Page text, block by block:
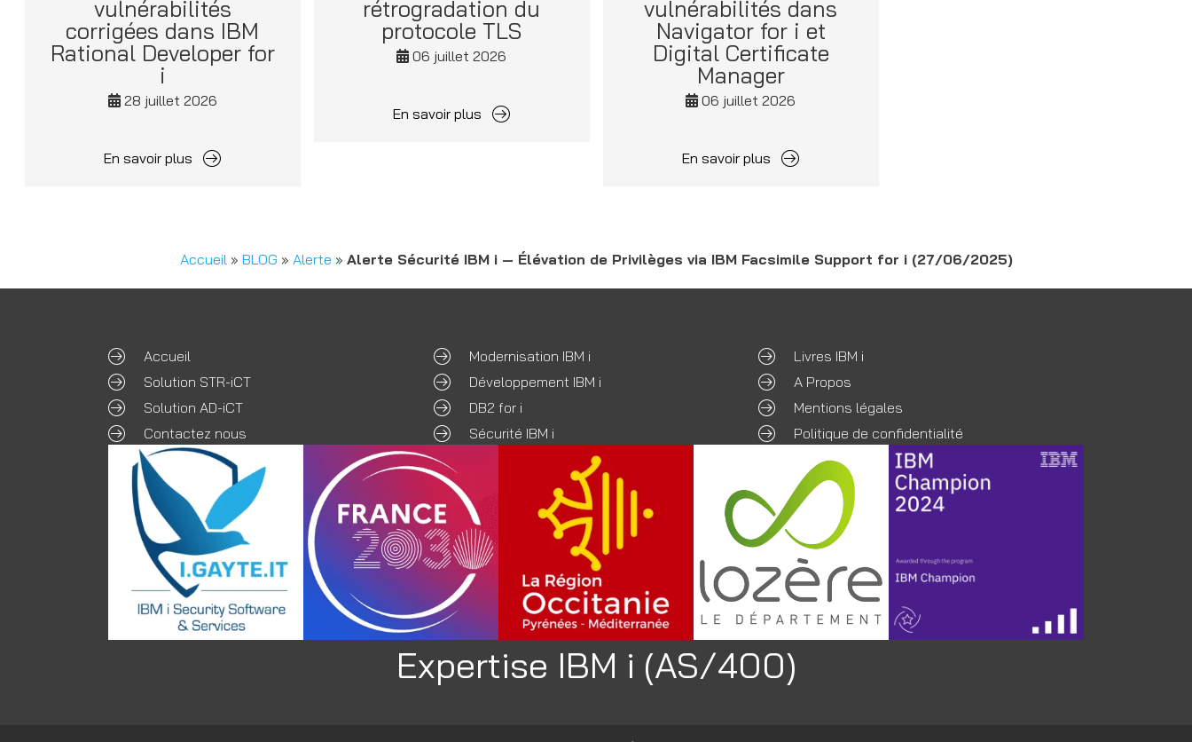
vulnérabilités
corrigées dans IBM
Rational Developer for
i
28 juillet 2026
En savoir plus
rétrogradation du
protocole TLS
06 juillet 2026
En savoir plus
vulnérabilités dans
Navigator for i et
Digital Certificate
Manager
06 juillet 2026
En savoir plus
Accueil » BLOG » Alerte » Alerte Sécurité IBM i — Élévation de Privilèges via IBM Facsimile Support for i (27/06/2025)
Accueil
Solution STR-iCT
Solution AD-iCT
Contactez nous
Modernisation IBM i
Développement IBM i
DB2 for i
Sécurité IBM i
Livres IBM i
A Propos
Mentions légales
Politique de confidentialité
Expertise IBM i (AS/400)